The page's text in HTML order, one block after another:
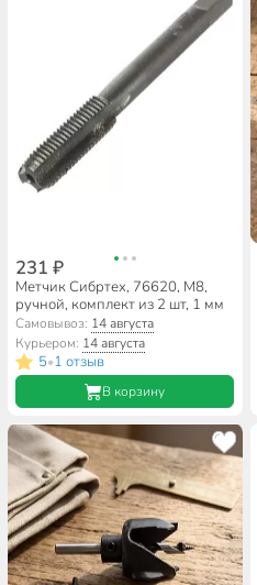
231 ₽
Метчик Сибртех, 76620, М8,
ручной, комплект из 2 шт, 1 мм
Самовывоз: 14 августа
Курьером: 14 августа
5•1 отзыв
В корзину